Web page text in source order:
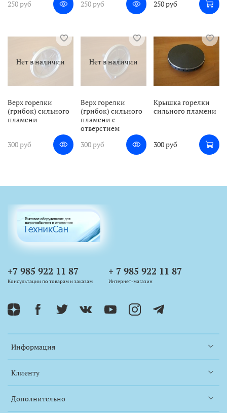
250 руб
250 руб 250 руб
Нет в наличии
Верх горелки
(грибок) сильного
пламени
300 руб
Нет в наличии
Верх горелки
(грибок) сильного
пламени с
отверстием
300 руб
Крышка горелки
сильного пламени
300 руб
Информация
Клиенту
Дополнительно
+7 985 922 11 87
Консультации по товарам и заказам
+ 7 985 922 11 87
Интернет-магазин